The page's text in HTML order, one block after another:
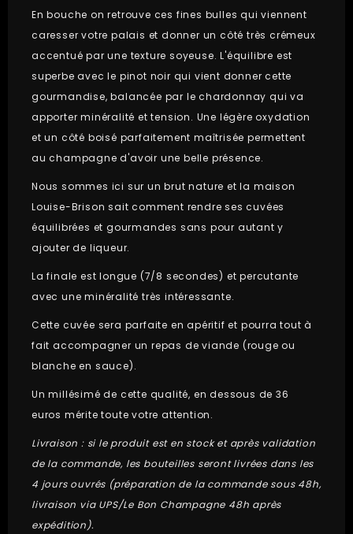
En bouche on retrouve ces fines bulles qui viennent
caresser votre palais et donner un côté très crémeux
accentué par une texture soyeuse. L'équilibre est
superbe avec le pinot noir qui vient donner cette
gourmandise, balancée par le chardonnay qui va
apporter minéralité et tension. Une légère oxydation
et un côté boisé parfaitement maîtrisée permettent
au champagne d'avoir une belle présence.
Nous sommes ici sur un brut nature et la maison
Louise-Brison sait comment rendre ses cuvées
équilibrées et gourmandes sans pour autant y
ajouter de liqueur.
La finale est longue (7/8 secondes) et percutante
avec une minéralité très intéressante.
Cette cuvée sera parfaite en apéritif et pourra tout à
fait accompagner un repas de viande (rouge ou
blanche en sauce).
Un millésimé de cette qualité, en dessous de 36
euros mérite toute votre attention.
Livraison : si le produit est en stock et après validation
de la commande, les bouteilles seront livrées dans les
4 jours ouvrés (préparation de la commande sous 48h,
livraison via UPS/Le Bon Champagne 48h après
expédition).